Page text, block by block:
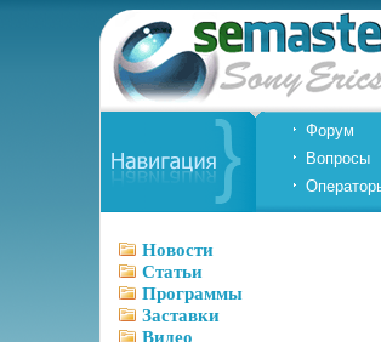
Форум
Вопросы
Новости
Статьи
Программы
Заставки
Видео